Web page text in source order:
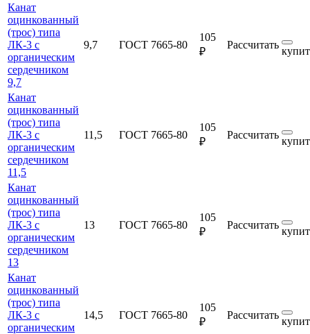
Канат
оцинкованный
(трос) типа
ЛК-3 с
органическим
сердечником
9,7
9,7 ГОСТ 7665-80
105
₽
Рассчитать
Канат
оцинкованный
(трос) типа
ЛК-3 с
органическим
сердечником
11,5
11,5 ГОСТ 7665-80
105
₽
Рассчитать
Канат
оцинкованный
(трос) типа
ЛК-3 с
органическим
сердечником
13
13 ГОСТ 7665-80
105
₽
Рассчитать
Канат
оцинкованный
(трос) типа
ЛК-3 с
органическим
14,5 ГОСТ 7665-80
105
₽
Рассчитать